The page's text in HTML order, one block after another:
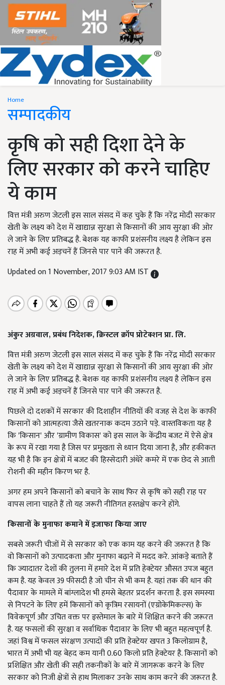
Home
सम्पादकीय
कृषि को सही दिशा देने के
लिए सरकार को करने चाहिए
ये काम
वित्त मंत्री अरुण जेटली इस साल संसद में कह चुके हैं कि नरेंद्र मोदी सरकार
खेती के लक्ष्य को देश में खाद्यान्न सुरक्षा से किसानों की आय सुरक्षा की ओर
ले जाने के लिए प्रतिबद्ध है. बेशक यह काफी प्रशंसनीय लक्ष्य है लेकिन इस
राह में अभी कई अड़चनें हैं जिनसे पार पाने की जरूरत है.
Updated on 1 November, 2017 9:03 AM IST
अंकुरअग्रवाल,प्रबंधनिदेशक,क्रिस्टलक्रॉपप्रोटेक्शनप्रा.लि.
वित्त मंत्री अरुण जेटली इस साल संसद में कह चुके हैं कि नरेंद्र मोदी सरकार
खेती के लक्ष्य को देश में खाद्यान्न सुरक्षा से किसानों की आय सुरक्षा की ओर
ले जाने के लिए प्रतिबद्ध है. बेशक यह काफी प्रशंसनीय लक्ष्य है लेकिन इस
राह में अभी कई अड़चनें हैं जिनसे पार पाने की जरूरत है.
पिछले दो दशकों में सरकार की दिशाहीन नीतियों की वजह से देश के काफी
किसानों को आत्महत्या जैसे खतरनाक कदम उठाने पड़े. वास्तविकता यह है
कि 'किसान' और 'ग्रामीण विकास' को इस साल के केंद्रीय बजट में ऐसे क्षेत्र
के रूप में रखा गया है जिस पर प्रमुखता से ध्यान दिया जाना है, और हकीकत
यह भी है कि इन क्षेत्रों में बजट की हिस्सेदारी अंधेरे कमरे में एक छेद से आती
रोशनी की महीन किरण भर है.
अगर हम अपने किसानों को बचाने के साथ फिर से कृषि को सही राह पर
वापस लाना चाहते हैं तो यह जरूरी नीतिगत हस्तक्षेप करने होंगे.
किसानोंकेमुनाफाकमानेमेंइजाफाकियाजाए
सबसे जरूरी चीजों में से सरकार को एक काम यह करने की जरूरत है कि
वो किसानों को उत्पादकता और मुनाफा बढ़ाने में मदद करे. आंकड़े बताते हैं
कि ज्यादातर देशों की तुलना में हमारे देश में प्रति हेक्टेयर औसत उपज बहुत
कम है. यह केवल 39 फीसदी है जो चीन से भी कम है. यहां तक की धान की
पैदावार के मामले में बांग्लादेश भी हमसे बेहतर प्रदर्शन करता है. इस समस्या
से निपटने के लिए हमें किसानों को कृत्रिम रसायनों (एग्रोकेमिकल्स) के
विवेकपूर्ण और उचित वक्त पर इस्तेमाल के बारे में शिक्षित करने की जरूरत
है. यह फसलों की सुरक्षा व सर्वाधिक पैदावार के लिए भी बहुत महत्वपूर्ण है.
जहां विश्व में फसल संरक्षण उत्पादों की प्रति हेक्टेयर खपत 3 किलोग्राम है,
भारत में अभी भी यह बेहद कम यानी 0.60 किलो प्रति हेक्टेयर है. किसानों को
प्रशिक्षित और खेती की सही तकनीकों के बारे में जागरूक करने के लिए
सरकार को निजी क्षेत्रों से हाथ मिलाकर उनके साथ काम करने की जरूरत है.